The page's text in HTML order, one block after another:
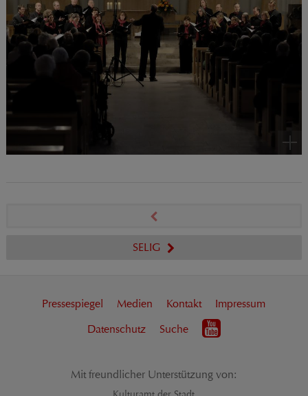
SELIG
Pressespiegel Medien Kontakt
Impressum
Datenschutz
Suche
Mit freundlicher Unterstützung von: